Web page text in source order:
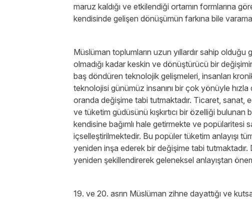
maruz kaldığı ve etkilendiği ortamın formlarına
kendisinde gelişen dönüşümün farkına bile
Müslüman toplumların uzun yıllardır sahip
olmadığı kadar keskin ve dönüştürücü bir
baş döndüren teknolojik gelişmeleri, insanları
teknolojisi günümüz insanını bir çok yönüyle hızla
oranda değişime tabi tutmaktadır. Ticaret, sanat,
ve tüketim güdüsünü kışkırtıcı bir özelliği
kendisine bağımlı hale getirmekte ve popülaritesi
içselleştirilmektedir. Bu popüler tüketim anlayışı
yeniden inşa ederek bir değişime tabi tutmaktadır.
yeniden şekillendirerek geleneksel anlayıştan
19. ve 20. asrın Müslüman zihne dayattığı ve